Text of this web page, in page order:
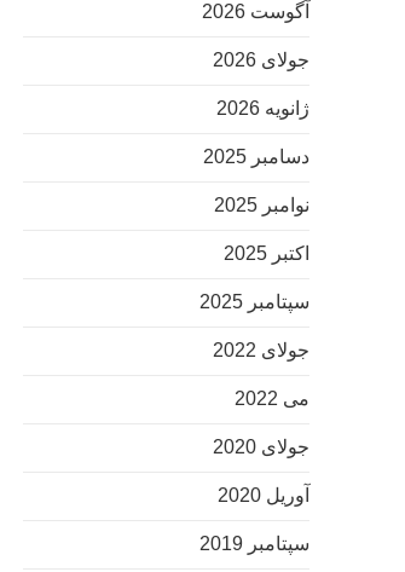
آگوست 2026
جولای 2026
ژانویه 2026
دسامبر 2025
نوامبر 2025
اکتبر 2025
سپتامبر 2025
جولای 2022
می 2022
جولای 2020
آوریل 2020
سپتامبر 2019